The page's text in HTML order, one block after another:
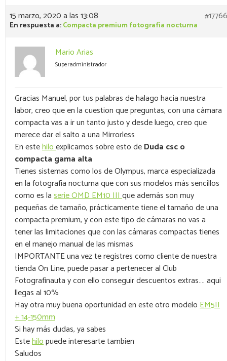
15 marzo, 2020 a las 13:08
#17766
En respuesta a:Compacta premium fotografia nocturna
Mario Arias
Superadministrador
Gracias Manuel, por tus palabras de halago hacia nuestra
labor, creo que en la cuestion que preguntas, con una cámara
compacta vas a ir un tanto justo y desde luego, creo que
merece dar el salto a una Mirrorless
En estehiloexplicamos sobre esto deDuda csc o
compacta gama alta
Tienes sistemas como los de Olympus, marca especializada
en la fotografía nocturna que con sus modelos más sencillos
como es laserie OMD EM10 IIIque además son muy
pequeñas de tamaño, prácticamente tiene el tamaño de una
compacta premium, y con este tipo de cámaras no vas a
tener las limitaciones que con las cámaras compactas tienes
en el manejo manual de las mismas
IMPORTANTE una vez te registres como cliente de nuestra
tienda On Line, puede pasar a pertenecer al Club
Fotografinauta y con ello conseguir descuentos extras…. aqui
llegas al 10%
Hay otra muy buena oportunidad en este otro modeloEM5II
+ 14-150mm
Si hay más dudas, ya sabes
Estehilopuede interesarte tambien
Saludos